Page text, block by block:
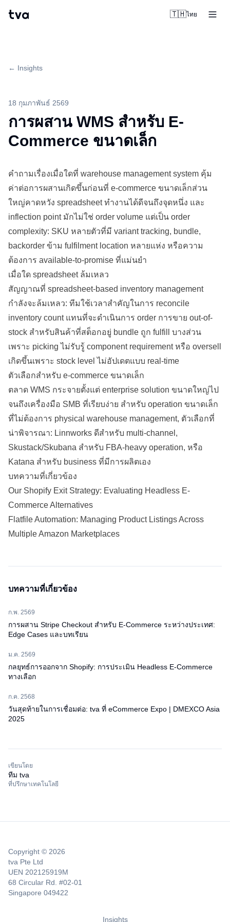
tva 🇹🇭ไทย
← Insights
18 กุมภาพันธ์ 2569
การผสาน WMS สำหรับ E-
Commerce ขนาดเล็ก
คำถามเรื่องเมื่อใดที่ warehouse management system คุ้ม
ค่าต่อการผสานเกิดขึ้นก่อนที่ e-commerce ขนาดเล็กส่วน
ใหญ่คาดหวัง spreadsheet ทำงานได้ดีจนถึงจุดหนึ่ง และ
inflection point มักไม่ใช่ order volume แต่เป็น order
complexity: SKU หลายตัวที่มี varianttracking, bundle,
backorder ข้าม fulfilment location หลายแห่ง หรือความ
ต้องการ available-to-promise ที่แม่นยำ
เมื่อใด spreadsheet ล้มเหลว
สัญญาณที่ spreadsheet-based inventory management
กำลังจะล้มเหลว: ทีมใช้เวลาสำคัญในการ reconcile
inventory count แทนที่จะดำเนินการ order การขาย out-of-
stock สำหรับสินค้าที่สต็อกอยู่ bundle ถูก fulfill บางส่วน
เพราะ picking ไม่รับรู้ component requirement หรือ oversell
เกิดขึ้นเพราะ stock level ไม่อัปเดตแบบ real-time
ตัวเลือกสำหรับ e-commerce ขนาดเล็ก
ตลาด WMS กระจายตั้งแต่ enterprise solution ขนาดใหญ่ไป
จนถึงเครื่องมือ SMB ที่เรียบง่าย สำหรับ operation ขนาดเล็ก
ที่ไม่ต้องการ physical warehouse management, ตัวเลือกที่
น่าพิจารณา: Linnworks ดีสำหรับ multi-channel,
Skustack/Skubana สำหรับ FBA-heavy operation, หรือ
Katana สำหรับ business ที่มีการผลิตเอง
บทความที่เกี่ยวข้อง
Our Shopify Exit Strategy: Evaluating Headless E-
Commerce Alternatives
Flatfile Automation: Managing Product Listings Across
Multiple Amazon Marketplaces
บทความที่เกี่ยวข้อง
ก.พ. 2569
การผสาน Stripe Checkout สำหรับ E-Commerce ระหว่างประเทศ:
Edge Cases และบทเรียน
ม.ค. 2569
กลยุทธ์การออกจาก Shopify: การประเมิน Headless E-Commerce
ทางเลือก
ก.ค. 2568
วันสุดท้ายในการเชื่อมต่อ: tva ที่ eCommerce Expo | DMEXCO Asia
2025
เขียนโดย
ทีม tva
ที่ปรึกษาเทคโนโลยี
Copyright © 2026
tva Pte Ltd
UEN 202125919M
68 Circular Rd. #02-01
Singapore 049422
Insights